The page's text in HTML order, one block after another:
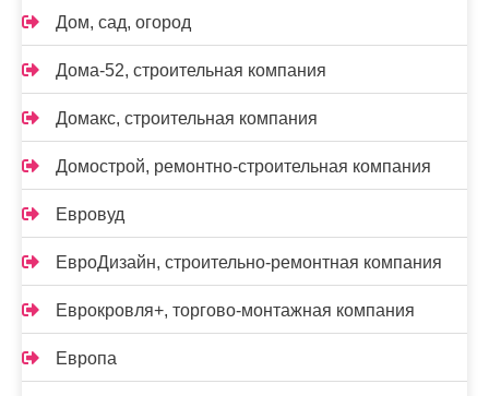
Дом, сад, огород
Дома-52, строительная компания
Домакс, строительная компания
Домострой, ремонтно-строительная компания
Евровуд
ЕвроДизайн, строительно-ремонтная компания
Еврокровля+, торгово-монтажная компания
Европа